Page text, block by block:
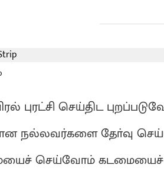
புரட்சி செய்திட
நல்லவர்களை தோ்வு
செய்வோம் கடமையைச்